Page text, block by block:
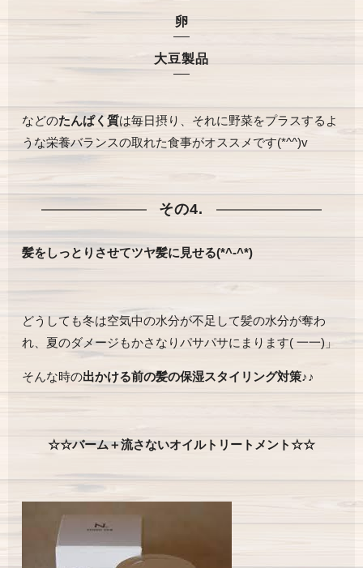
卵
大豆製品
などのたんぱく質は毎日摂り、それに野菜をプラスするよ
うな栄養バランスの取れた食事がオススメです(*^^)v
その4.
髪をしっとりさせてツヤ髪に見せる(*^-^*)
どうしても冬は空気中の水分が不足して髪の水分が奪わ
れ、夏のダメージもかさなりパサパサにまります( 一一)」
そんな時の出かける前の髪の保湿スタイリング対策♪♪
☆☆バーム＋流さないオイルトリートメント☆☆